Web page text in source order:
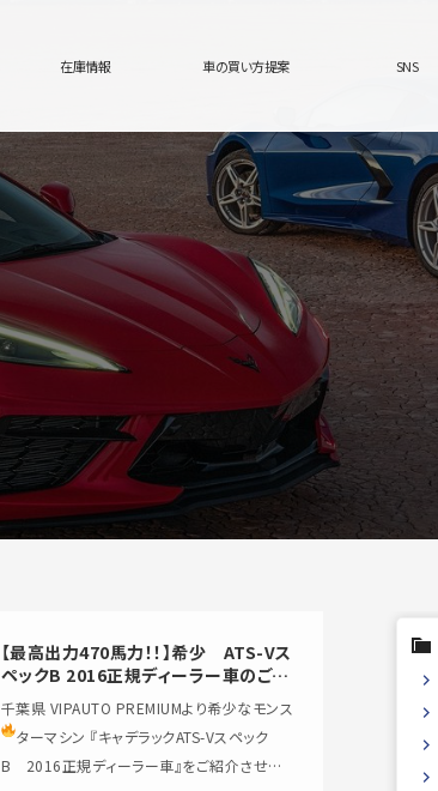
在庫情報 車の買い方提案 SNS
【最高出力470馬力！！】希少 ATS-Vス
ペックB 2016正規ディーラー車のご紹
介です！
千葉県 VIPAUTO PREMIUMより希少なモンス
ターマシン 『キャデラックATS-Vスペック
B 2016正規ディーラー車』をご紹介させて